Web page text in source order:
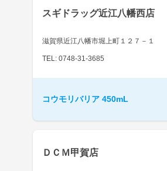
スギドラッグ近江八幡西店
滋賀県近江八幡市堀上町１２７－１
TEL: 0748-31-3685
コウモリバリア 450mL
ＤＣＭ甲賀店